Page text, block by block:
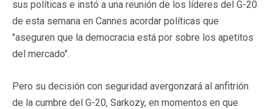
sus políticas e instó a una reunión de los líderes del G-20
de esta semana en Cannes acordar políticas que
"aseguren que la democracia está por sobre los apetitos
del mercado".
Pero su decisión con seguridad avergonzará al anfitrión
de la cumbre del G-20, Sarkozy, en momentos en que